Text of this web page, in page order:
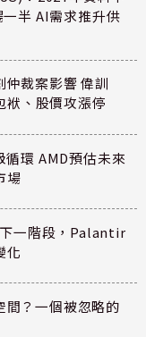
半 AI需求推升供
仲裁案影響 偉訓
袱、股價攻漲停
環 AMD預估未來
場
一階段，Palantir
化
間？一個被忽略的